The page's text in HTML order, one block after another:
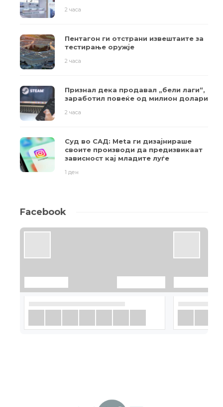
2 часа
Пентагон ги отстрани извештаите за
тестирање оружје
2 часа
Признал дека продавал „бели лаги“,
заработил повеќе од милион долари
2 часа
Суд во САД: Meta ги дизајнираше
своите производи да предизвикаат
зависност кај младите луѓе
1 ден
Facebook